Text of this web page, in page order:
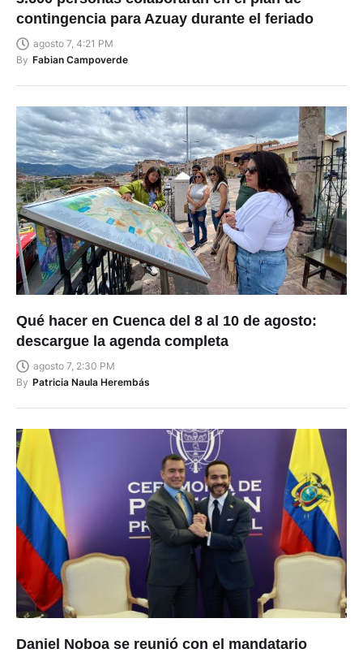
contingencia para Azuay durante el feriado
agosto 7, 4:21 PM
By Fabian Campoverde
Qué hacer en Cuenca del 8 al 10 de agosto:
descargue la agenda completa
agosto 7, 2:30 PM
By Patricia Naula Herembás
Daniel Noboa se reunió con el mandatario